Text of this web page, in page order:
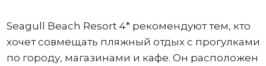
Seagull Beach Resort 4* рекомендуют тем, кто
хочет совмещать пляжный отдых с прогулками
по городу, магазинами и кафе. Он расположен